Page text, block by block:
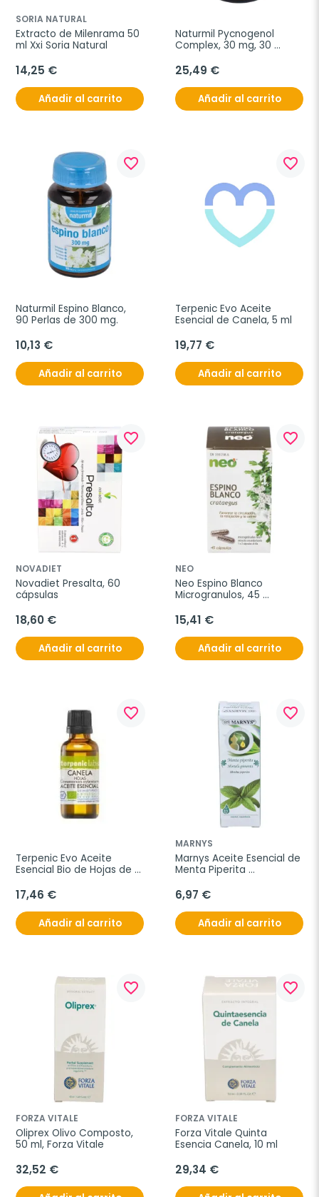
SORIA NATURAL
Extracto de Milenrama 50
ml Xxi Soria Natural
14,25 €
Añadir al carrito
Naturmil Pycnogenol
Complex, 30 mg, 30
25,49 €
Añadir al carrito
favorite_border
Naturmil Espino Blanco,
90 Perlas de 300 mg.
10,13 €
Añadir al carrito
favorite_border
Terpenic Evo Aceite
Esencial de Canela, 5 ml
19,77 €
Añadir al carrito
favorite_border
NOVADIET
Novadiet Presalta, 60
cápsulas
18,60 €
Añadir al carrito
favorite_border
NEO
Neo Espino Blanco
Microgranulos, 45
15,41 €
Añadir al carrito
favorite_border
Terpenic Evo Aceite
Esencial Bio de Hojas de
17,46 €
Añadir al carrito
favorite_border
MARNYS
Marnys Aceite Esencial de
Menta Piperita
6,97 €
Añadir al carrito
favorite_border
FORZA VITALE
Oliprex Olivo Composto,
50 ml, Forza Vitale
32,52 €
favorite_border
FORZA VITALE
Forza Vitale Quinta
Esencia Canela, 10 ml
29,34 €